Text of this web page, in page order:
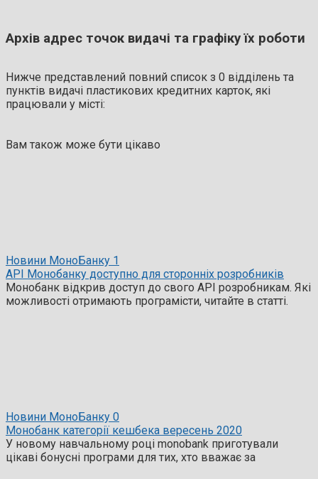
Архів адрес точок видачі та графіку їх роботи
Нижче представлений повний список з 0 відділень та
пунктів видачі пластикових кредитних карток, які
працювали у місті:
Вам також може бути цікаво
Новини МоноБанку 1
API Монобанку доступно для сторонніх розробників
Монобанк відкрив доступ до свого API розробникам. Які
можливості отримають програмісти, читайте в статті.
Новини МоноБанку 0
Монобанк категорії кешбека вересень 2020
У новому навчальному році monobank приготували
цікаві бонусні програми для тих, хто вважає за